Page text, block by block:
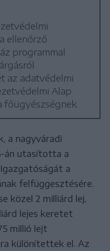
ellenőrző
programmal
az adatvédelmi
Alap
főügyészségnek.
a nagyváradi
án utasította a
a
felfüggesztésére.
közel 2 milliárd lej,
lejes keretet
millió lejt
különítettek el. Az